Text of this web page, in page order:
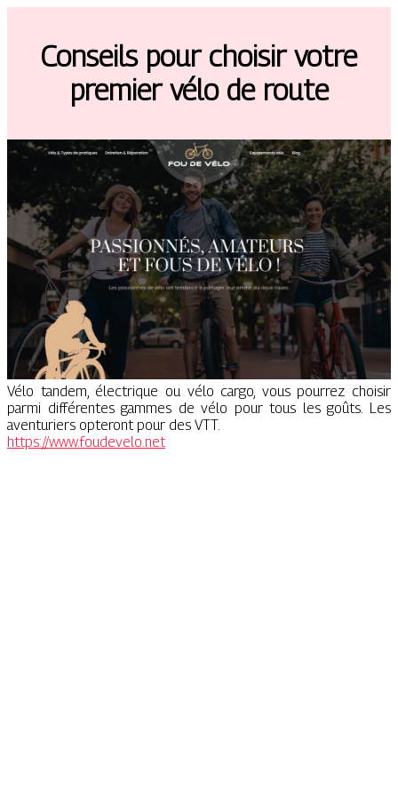
Conseils pour choisir votre
premier vélo de route
Vélo tandem, électrique ou vélo cargo, vous pourrez choisir
parmi différentes gammes de vélo pour tous les goûts. Les
aventuriers opteront pour des VTT.
https://www.foudevelo.net